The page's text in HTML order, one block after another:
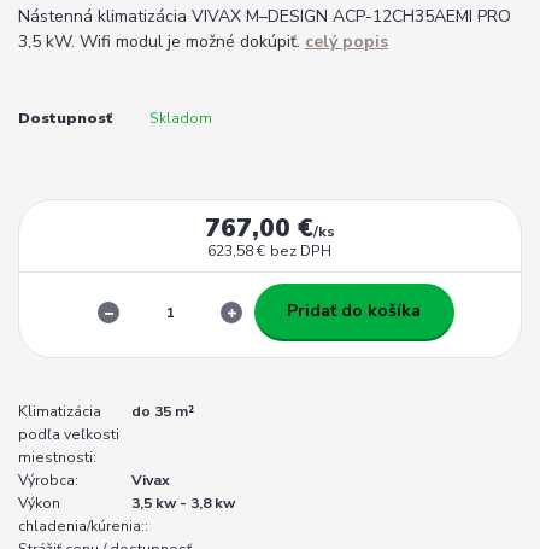
Nástenná klimatizácia VIVAX M–DESIGN ACP-12CH35AEMI PRO
3,5 kW. Wifi modul je možné dokúpiť. celý popis
Dostupnosť Skladom
767,00 €/ks
623,58 € bez DPH
Pridať do košíka
Klimatizácia
podľa veľkosti
miestnosti:
do 35 m²
Výrobca:
Vivax
Výkon
chladenia/kúrenia::
3,5 kw - 3,8 kw